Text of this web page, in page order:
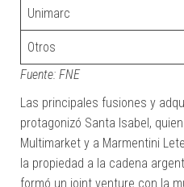
Unimarc
Otros
Fuente: FNE
Las principales fusiones y
protagonizó Santa Isabel,
Multimarket y a Marmentini
la propiedad a la cadena
formó un joint venture con la